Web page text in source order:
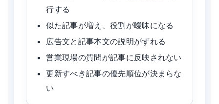
行する
似た記事が増え、役割が曖昧になる
広告文と記事本文の説明がずれる
営業現場の質問が記事に反映されない
更新すべき記事の優先順位が決まらな
い